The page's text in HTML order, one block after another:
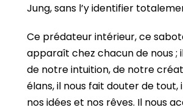
Jung, sans l’y identifier
Ce prédateur intérieur, ce
apparaît chez chacun de nous ;
de notre intuition, de notre
élans, il nous fait douter de tout,
nos idées et nos rêves. Il nous